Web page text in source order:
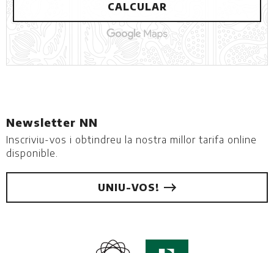
CALCULAR
Newsletter NN
Inscriviu-vos i obtindreu la nostra millor tarifa online
disponible.
UNIU-VOS!